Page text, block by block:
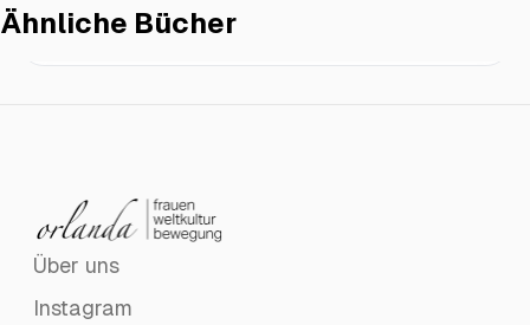
Ähnliche Bücher
Über uns
Instagram